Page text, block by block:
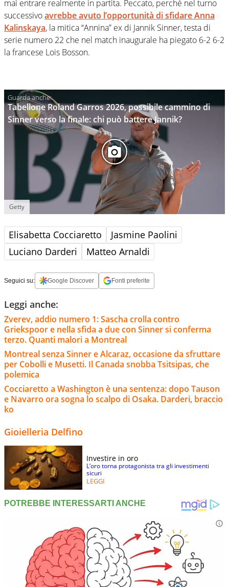
mai entrare realmente in partita. Peccato, perché nel turno
successivoavrebbe avuto l’opportunità di sfidare Anna
Kalinskaya, la mitica “Annina” ex di Jannik Sinner, testa di
serie numero 22 che nel match inaugurale ha piegato 6-2 6-2
la francese Lois Bosson.
Tabellone Roland Garros 2026, possibile cammino di
Sinner verso la finale: chi può battere Jannik?
Getty
Elisabetta Cocciaretto
Jasmine Paolini
Luciano Darderi
Matteo Arnaldi
Seguici su: Google Discover Fonti preferite
Leggi anche:
Zverev, addio numero 1: Sascha crolla contro
Griekspoor e nella sfida a due con Sinner si conferma
terzo. Quanti malori a Montreal
Montreal senza Sinner e Alcaraz, occasione da sfruttare
per Cobolli e Musetti. Il Canada snobba Tsitsipas, che
polemica
Cocciaretto a Washington è una sentenza: dopo Tauson
e Navarro ora sogna lo scalpo di Osaka. Darderi, braccio
ko
Gioielleria Delfino
Investire in oro
L’oro torna protagonista tra gli investimenti
sicuri
LEGGI